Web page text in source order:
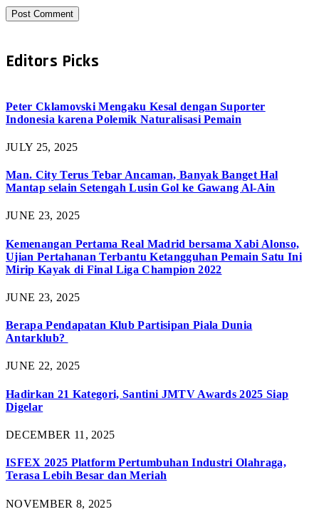
Editors Picks
Peter Cklamovski Mengaku Kesal dengan Suporter
Indonesia karena Polemik Naturalisasi Pemain
JULY 25, 2025
Man. City Terus Tebar Ancaman, Banyak Banget Hal
Mantap selain Setengah Lusin Gol ke Gawang Al-Ain
JUNE 23, 2025
Kemenangan Pertama Real Madrid bersama Xabi Alonso,
Ujian Pertahanan Terbantu Ketangguhan Pemain Satu Ini
Mirip Kayak di Final Liga Champion 2022
JUNE 23, 2025
Berapa Pendapatan Klub Partisipan Piala Dunia
Antarklub?
JUNE 22, 2025
Hadirkan 21 Kategori, Santini JMTV Awards 2025 Siap
Digelar
DECEMBER 11, 2025
ISFEX 2025 Platform Pertumbuhan Industri Olahraga,
Terasa Lebih Besar dan Meriah
NOVEMBER 8, 2025